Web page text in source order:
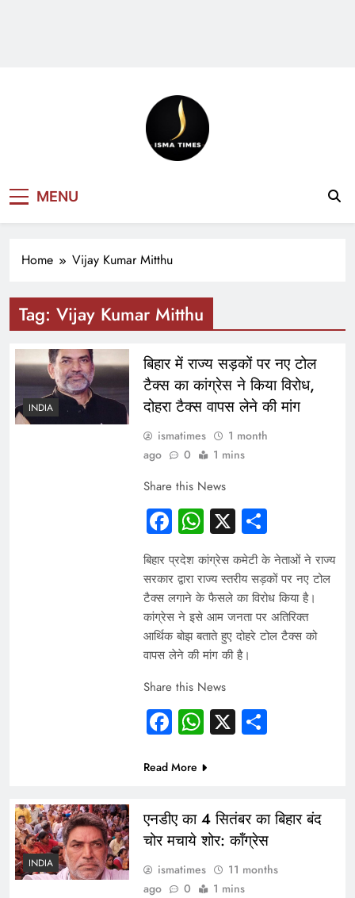
NEWS
MENU
Home Vijay Kumar Mitthu
Tag: Vijay Kumar Mitthu
INDIA
बिहार में राज्य सड़कों पर नए टोल
टैक्स का कांग्रेस ने किया विरोध,
दोहरा टैक्स वापस लेने की मांग
ismatimes
1 month
ago
0 1 mins
Share this News
Facebook
WhatsApp
X Share
बिहार प्रदेश कांग्रेस कमेटी के नेताओं ने राज्य
सरकार द्वारा राज्य स्तरीय सड़कों पर नए टोल
टैक्स लगाने के फैसले का विरोध किया है।
कांग्रेस ने इसे आम जनता पर अतिरिक्त
आर्थिक बोझ बताते हुए दोहरे टोल टैक्स को
वापस लेने की मांग की है।
Share this News
Facebook
WhatsApp
X Share
Read More
INDIA
एनडीए का 4 सितंबर का बिहार बंद
चोर मचाये शोर: कॉंग्रेस
ismatimes
11 months
ago
0 1 mins